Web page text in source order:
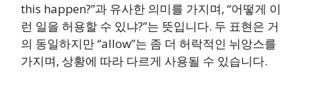
this happen?”과 유사한 의미를 가지며, “어떻게 이
런 일을 허용할 수 있냐?”는 뜻입니다. 두 표현은 거
의 동일하지만 “allow”는 좀 더 허락적인 뉘앙스를
가지며, 상황에 따라 다르게 사용될 수 있습니다.